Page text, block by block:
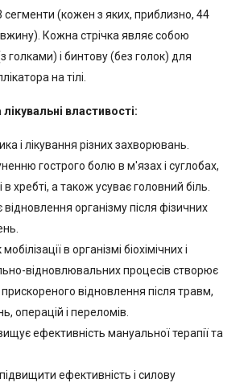
сегменти (кожен з яких, приблизно, 44
Кожна стрічка являє собою
голками) і бинтову (без голок) для
на тілі.
властивості:
і лікування різних захворювань.
гострого болю в м'язах і суглобах,
в хребті, а також усуває головний біль.
організму після фізичних
в організмі біохімічних і
відновлювальних процесів створює
відновлення після травм,
операцій і переломів.
ефективність мануальної терапії та
ефективність і силову